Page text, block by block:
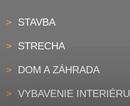
STAVBA
STRECHA
DOM A ZÁHRADA
VYBAVENIE INTERIÉRU